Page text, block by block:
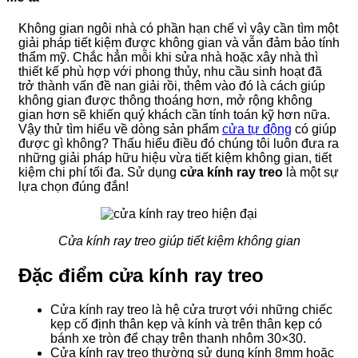
103
Biến
Và
Cách
Xử
Lý
Không gian ngôi nhà có phần hạn chế vì vậy cần tìm một
giải pháp tiết kiệm được không gian và vẫn đảm bảo tính
thẩm mỹ. Chắc hẳn mỗi khi sửa nhà hoặc xây nhà thì
thiết kế phù hợp với phong thủy, nhu cầu sinh hoạt đã
trở thành vấn đề nan giải rồi, thêm vào đó là cách giúp
không gian được thông thoáng hơn, mở rộng không
gian hơn sẽ khiến quý khách cần tính toán kỹ hơn nữa.
Vậy thử tìm hiểu về dòng sản phẩm cửa tự động có giúp
được gì không? Thấu hiểu điều đó chúng tôi luôn đưa ra
những giải pháp hữu hiệu vừa tiết kiệm không gian, tiết
kiệm chi phí tối đa. Sử dụng cửa kính ray treo là một sự
lựa chọn đúng đắn!
Cửa kính ray treo giúp tiết kiệm không gian
Đặc điểm cửa kính ray treo
Cửa kính ray treo là hệ cửa trượt với những chiếc
kẹp cố định thân kẹp và kính và trên thân kẹp có
bánh xe tròn để chạy trên thanh nhôm 30×30.
Cửa kính ray treo thường sử dụng kính 8mm hoặc